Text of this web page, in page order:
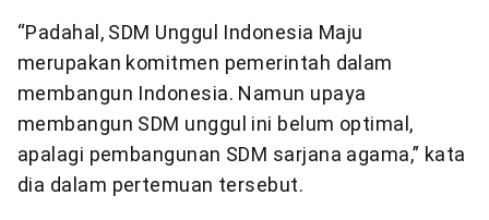
“Padahal, SDM Unggul Indonesia Maju
merupakan komitmen pemerintah dalam
membangun Indonesia. Namun upaya
membangun SDM unggul ini belum optimal,
apalagi pembangunan SDM sarjana agama,” kata
dia dalam pertemuan tersebut.